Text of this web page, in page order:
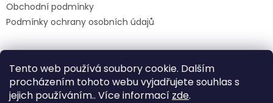
Tento web používá soubory cookie. Dalším
procházením tohoto webu vyjadřujete souhlas s
jejich používáním.. Více informací zde.
Obchodní podmínky
Podmínky ochrany osobních údajů